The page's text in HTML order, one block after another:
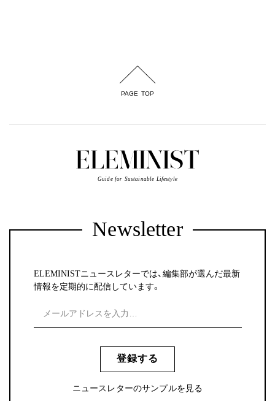
PAGE TOP
Guide for Sustainable Lifestyle
Newsletter
ELEMINISTニュースレターでは、編集部が選んだ最新
情報を定期的に配信しています。
登録する
ニュースレターのサンプルを見る